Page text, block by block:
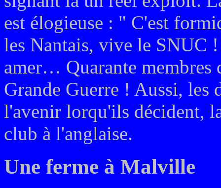
est élogieuse : " C'est
les Nantais, vive le SNUC
amer… Quarante membres
Grande Guerre ! Aussi, les
l'avenir lorqu'ils décident,
club à l'anglaise.
Une ferme à Malville